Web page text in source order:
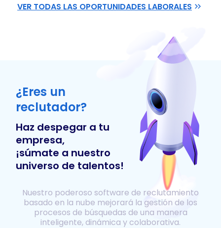
VER TODAS LAS OPORTUNIDADES LABORALES
¿Eres un
reclutador?
Haz despegar a tu
empresa,
¡súmate a nuestro
universo de talentos!
Nuestro poderoso software de reclutamiento
basado en la nube mejorará la gestión de los
procesos de búsquedas de una manera
inteligente, dinámica y colaborativa.